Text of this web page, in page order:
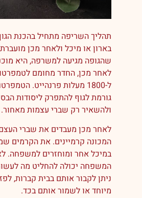
תהליך השריפה מתחיל בהכנת
בארון או מיכל ולאחר מכן
שהגופה מגיעה למשרפה, היא
ל-1800 מעלות פרנהייט.
גורמת לגוף להתפרק ליסודות
ולהשאיר רק שברי עצמות מאחור.
לאחר מכן מעבדים את שברי
המכונה קרמיינים. את הקרמים
במיכל אחר ומוחזרים למשפחה.
המשפחה יכולה להחליט מה
ניתן לקבור אותם בבית קברות,
מיוחד או לשמור אותם בכד.